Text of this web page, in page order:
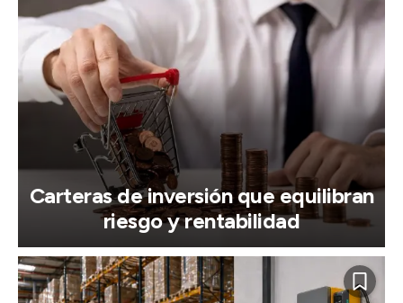
Carteras de inversión que equilibran
riesgo y rentabilidad